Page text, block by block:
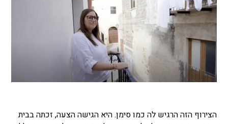
הצירוף הזה הרגיש לה כמו סימן. היא הגישה הצעה, זכתה בבית